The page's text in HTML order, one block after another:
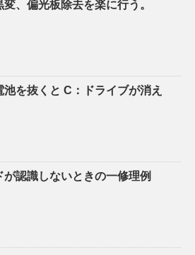
変、偏光板除去を楽に行う。
池を抜くと C：ドライブが消え
が認識しないときの一修理例